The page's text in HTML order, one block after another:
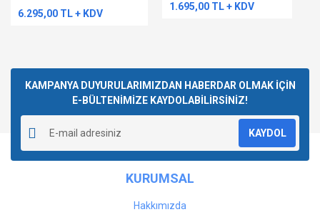
6.295,00 TL + KDV
1.695,00 TL + KDV
KAMPANYA DUYURULARIMIZDAN HABERDAR OLMAK İÇİN
E-BÜLTENİMİZE KAYDOLABİLİRSİNİZ!
KAYDOL
KURUMSAL
Hakkımızda